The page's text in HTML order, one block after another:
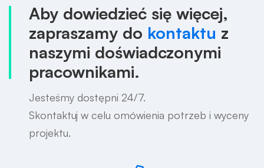
Aby dowiedzieć się więcej,
zapraszamy do kontaktu z
naszymi doświadczonymi
pracownikami.
Jesteśmy dostępni 24/7.
Skontaktuj w celu omówienia potrzeb i wyceny
projektu.